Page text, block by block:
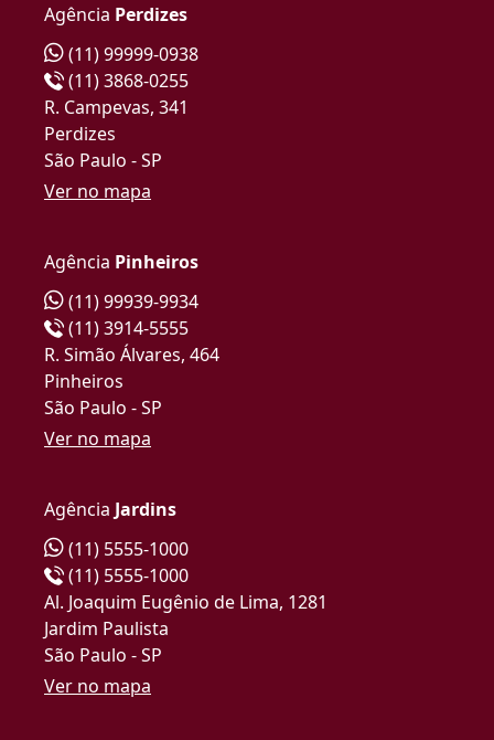
Agência Perdizes
(11) 99999-0938
(11) 3868-0255
R. Campevas, 341
Perdizes
São Paulo - SP
Ver no mapa
Agência Pinheiros
(11) 99939-9934
(11) 3914-5555
R. Simão Álvares, 464
Pinheiros
São Paulo - SP
Ver no mapa
Agência Jardins
(11) 5555-1000
(11) 5555-1000
Al. Joaquim Eugênio de Lima, 1281
Jardim Paulista
São Paulo - SP
Ver no mapa